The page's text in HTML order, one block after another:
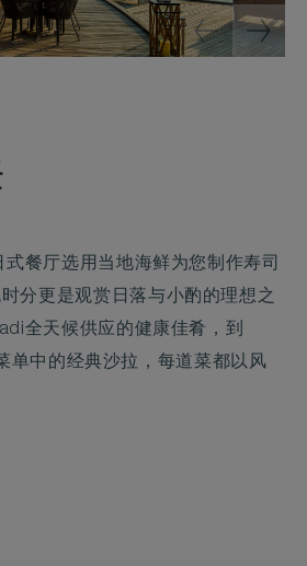
餐厅选用当地海鲜为您制作寿司
分更是观赏日落与小酌的理想之
全天候供应的健康佳肴，到
单中的经典沙拉，每道菜都以风